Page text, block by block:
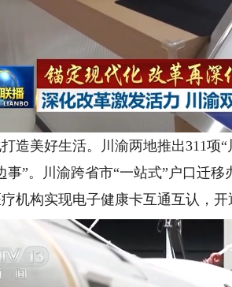
美好生活。川渝两地推出311项“
事”。川渝跨省市“一站式”户口迁
机构实现电子健康卡互通互认，